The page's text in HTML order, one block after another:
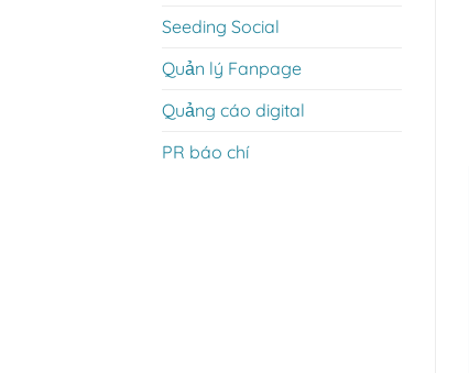
Seeding Social
Quản lý Fanpage
Quảng cáo digital
PR báo chí